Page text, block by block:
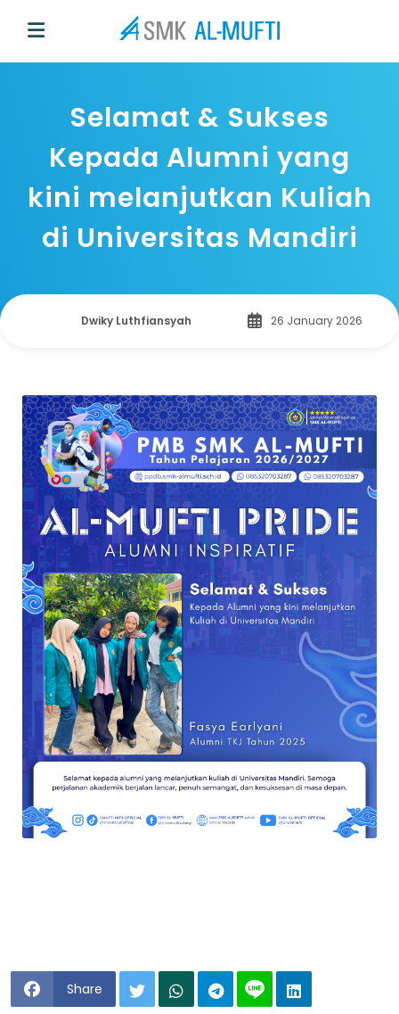
Selamat & Sukses
Kepada Alumni yang
kini melanjutkan Kuliah
di Universitas Mandiri
Dwiky Luthfiansyah 26 January 2026
Share